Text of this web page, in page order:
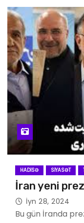
HADISƏ SIYASƏT
İran yeni
İyn 28, 2024
Bu gün İranda